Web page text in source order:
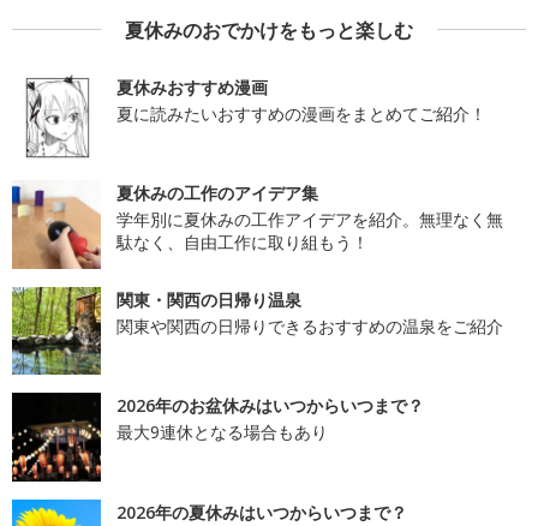
夏休みのおでかけをもっと楽しむ
夏休みおすすめ漫画
夏に読みたいおすすめの漫画をまとめてご紹介！
夏休みの工作のアイデア集
学年別に夏休みの工作アイデアを紹介。無理なく無
駄なく、自由工作に取り組もう！
関東・関西の日帰り温泉
関東や関西の日帰りできるおすすめの温泉をご紹介
2026年のお盆休みはいつからいつまで？
最大9連休となる場合もあり
2026年の夏休みはいつからいつまで？